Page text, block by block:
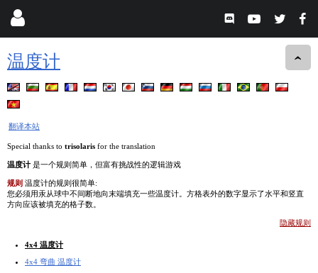
温度计
翻译本站
Special thanks to trisolaris for the translation
温度计 是一个规则简单，但富有挑战性的逻辑游戏
规则 温度计的规则很简单:
您必须用汞从球中不间断地向末端填充一些温度计。方格表外的数字显示了水平和竖直
方向应该被填充的格子数。
隐藏规则
4x4 温度计
4x4 弯曲 温度计